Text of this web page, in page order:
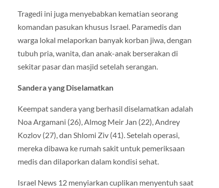
Tragedi ini juga menyebabkan kematian seorang
komandan pasukan khusus Israel. Paramedis dan
warga lokal melaporkan banyak korban jiwa, dengan
tubuh pria, wanita, dan anak-anak berserakan di
sekitar pasar dan masjid setelah serangan.
Sandera yang Diselamatkan
Keempat sandera yang berhasil diselamatkan adalah
Noa Argamani (26), Almog Meir Jan (22), Andrey
Kozlov (27), dan Shlomi Ziv (41). Setelah operasi,
mereka dibawa ke rumah sakit untuk pemeriksaan
medis dan dilaporkan dalam kondisi sehat.
Israel News 12 menyiarkan cuplikan menyentuh saat